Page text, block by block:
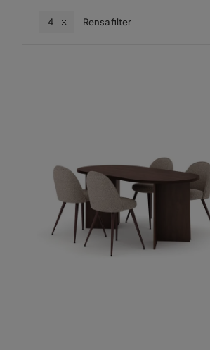
4 Rensa filter